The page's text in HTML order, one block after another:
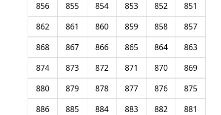
851
852
853
854
855
856
857
858
859
860
861
862
863
864
865
866
867
868
869
870
871
872
873
874
875
876
877
878
879
880
881
882
883
884
885
886